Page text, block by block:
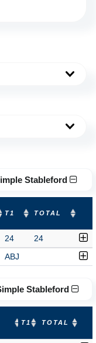
Stableford
T1 TOTAL
24 24
ABJ
Stableford
T1 TOTAL